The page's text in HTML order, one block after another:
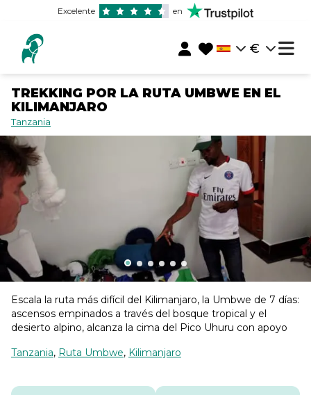
Excelente en
€
TREKKING POR LA RUTA UMBWE EN EL
KILIMANJARO
Tanzania
Escala la ruta más difícil del Kilimanjaro, la Umbwe de 7 días:
ascensos empinados a través del bosque tropical y el
desierto alpino, alcanza la cima del Pico Uhuru con apoyo
Tanzania, Ruta Umbwe, Kilimanjaro